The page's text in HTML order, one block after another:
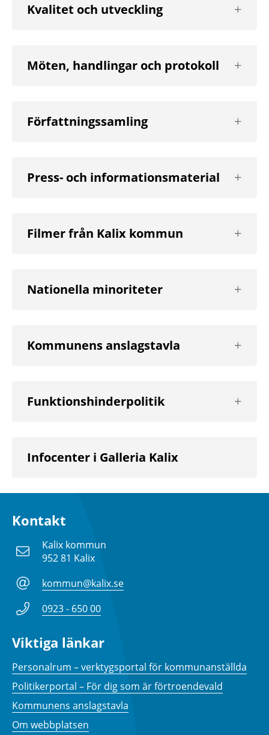
Kvalitet och utveckling
nästa
Möten, handlingar och protokoll
nästa
Författningssamling
nästa
Press- och informationsmaterial
nästa
Filmer från Kalix kommun
nästa
Nationella minoriteter
nästa
Kommunens anslagstavla
nästa
Funktionshinderpolitik
nästa
Infocenter i Galleria Kalix
Kontakt
Kalix kommun
952 81 Kalix
kommun@kalix.se
0923 - 650 00
Viktiga länkar
Personalrum – verktygsportal för kommunanställda
Politikerportal – För dig som är förtroendevald
Kommunens anslagstavla
Om webbplatsen